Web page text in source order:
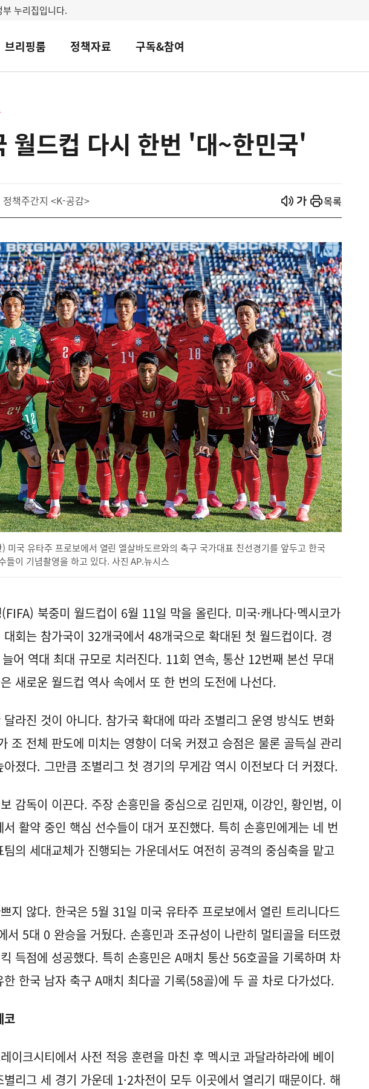
누리집입니다.
브리핑룸 정책자료 구독&참여
월드컵 다시 한번 '대~한민국'
정책주간지 <K-공감> 열기열기 목록
미국 유타주 프로보에서 열린 엘살바도르와의 축구 국가대표 친선경기를 앞두고 한국
들이 기념촬영을 하고 있다. 사진 AP.뉴시스
북중미 월드컵이 6월 11일 막을 올린다. 미국·캐나다·멕시코가
회는 참가국이 32개국에서 48개국으로 확대된 첫 월드컵이다. 경
어 역대 최대 규모로 치러진다. 11회 연속, 통산 12번째 본선 무대
새로운 월드컵 역사 속에서 또 한 번의 도전에 나선다.
라진 것이 아니다. 참가국 확대에 따라 조별리그 운영 방식도 변화
조 전체 판도에 미치는 영향이 더욱 커졌고 승점은 물론 골득실 관리
졌다. 그만큼 조별리그 첫 경기의 무게감 역시 이전보다 더 커졌다.
감독이 이끈다. 주장 손흥민을 중심으로 김민재, 이강인, 황인범, 이
활약 중인 핵심 선수들이 대거 포진했다. 특히 손흥민에게는 네 번
의 세대교체가 진행되는 가운데서도 여전히 공격의 중심축을 맡고
지 않다. 한국은 5월 31일 미국 유타주 프로보에서 열린 트리니다드
서 5대 0 완승을 거뒀다. 손흥민과 조규성이 나란히 멀티골을 터뜨렸
득점에 성공했다. 특히 손흥민은 A매치 통산 56호골을 기록하며 차
한 한국 남자 축구 A매치 최다골 기록(58골)에 두 골 차로 다가섰다.
코
이크시티에서 사전 적응 훈련을 마친 후 멕시코 과달라하라에 베이
리그 세 경기 가운데 1·2차전이 모두 이곳에서 열리기 때문이다. 해